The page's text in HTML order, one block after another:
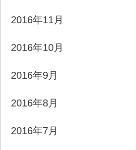
2016年11月
2016年10月
2016年9月
2016年8月
2016年7月